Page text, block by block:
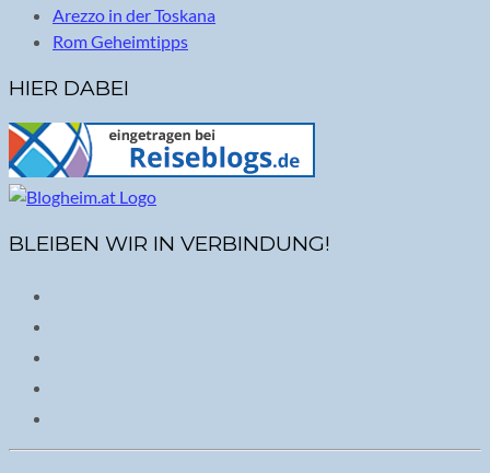
Arezzo in der Toskana
Rom Geheimtipps
HIER DABEI
BLEIBEN WIR IN VERBINDUNG!